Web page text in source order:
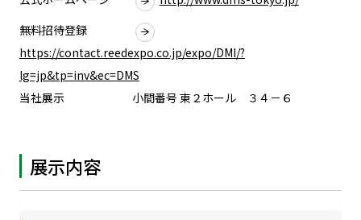
無料招待登録
https://contact.reedexpo.co.jp/expo/DMI/?
lg=jp&tp=inv&ec=DMS
当社展示 小間番号 東２ホール ３４－６
展示内容